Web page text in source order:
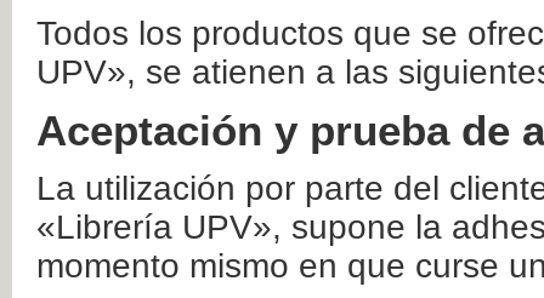
Todos los productos que se
UPV», se atienen a las
Aceptación y prueba de
La utilización por parte del
«Librería UPV», supone la
momento mismo en que curse